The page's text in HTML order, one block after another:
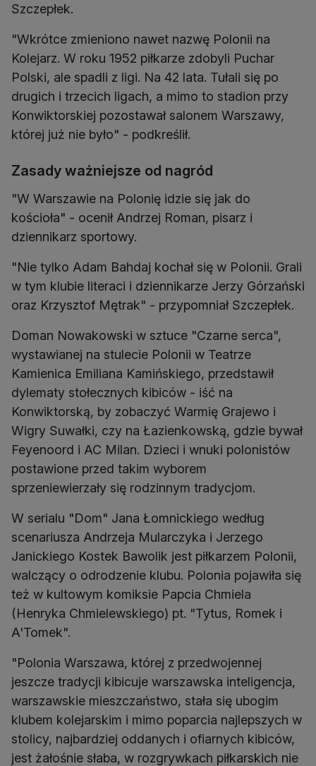
Szczepłek.
"Wkrótce zmieniono nawet nazwę Polonii na
Kolejarz. W roku 1952 piłkarze zdobyli Puchar
Polski, ale spadli z ligi. Na 42 lata. Tułali się po
drugich i trzecich ligach, a mimo to stadion przy
Konwiktorskiej pozostawał salonem Warszawy,
której już nie było" - podkreślił.
Zasady ważniejsze od nagród
"W Warszawie na Polonię idzie się jak do
kościoła" - ocenił Andrzej Roman, pisarz i
dziennikarz sportowy.
"Nie tylko Adam Bahdaj kochał się w Polonii. Grali
w tym klubie literaci i dziennikarze Jerzy Górzański
oraz Krzysztof Mętrak" - przypomniał Szczepłek.
Doman Nowakowski w sztuce "Czarne serca",
wystawianej na stulecie Polonii w Teatrze
Kamienica Emiliana Kamińskiego, przedstawił
dylematy stołecznych kibiców - iść na
Konwiktorską, by zobaczyć Warmię Grajewo i
Wigry Suwałki, czy na Łazienkowską, gdzie bywał
Feyenoord i AC Milan. Dzieci i wnuki polonistów
postawione przed takim wyborem
sprzeniewierzały się rodzinnym tradycjom.
W serialu "Dom" Jana Łomnickiego według
scenariusza Andrzeja Mularczyka i Jerzego
Janickiego Kostek Bawolik jest piłkarzem Polonii,
walczący o odrodzenie klubu. Polonia pojawiła się
też w kultowym komiksie Papcia Chmiela
(Henryka Chmielewskiego) pt. "Tytus, Romek i
A'Tomek".
"Polonia Warszawa, której z przedwojennej
jeszcze tradycji kibicuje warszawska inteligencja,
warszawskie mieszczaństwo, stała się ubogim
klubem kolejarskim i mimo poparcia najlepszych w
stolicy, najbardziej oddanych i ofiarnych kibiców,
jest żałośnie słaba, w rozgrywkach piłkarskich nie